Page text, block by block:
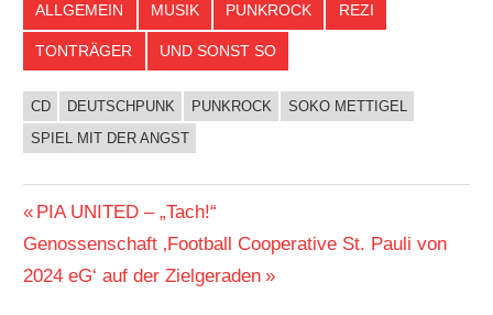
ALLGEMEIN MUSIK PUNKROCK REZI
TONTRÄGER UND SONST SO
CD DEUTSCHPUNK PUNKROCK
SOKO METTIGEL
SPIEL MIT DER ANGST
Beitragsnavigation
Vorheriger
Beitrag:
PIA UNITED – „Tach!“
Nächster
Beitrag:
Genossenschaft ‚Football Cooperative St. Pauli von
2024 eG‘ auf der Zielgeraden